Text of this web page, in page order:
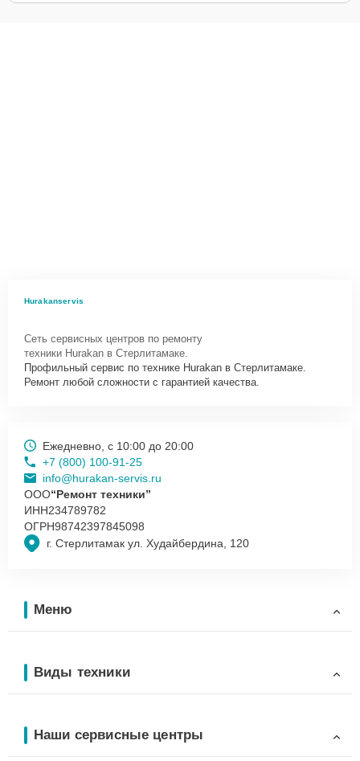
Hurakanservis
Сеть сервисных центров по ремонту
техники Hurakan в Стерлитамаке.
Профильный сервис по технике Hurakan в Стерлитамаке.
Ремонт любой сложности с гарантией качества.
г. Стерлитамак ул. Худайбердина, 120
Ежедневно, с 10:00 до 20:00
+7 (800) 100-91-25
info@hurakan-servis.ru
ООО“Ремонт техники”
ИНН234789782
ОГРН98742397845098
Меню
Виды техники
Наши сервисные центры